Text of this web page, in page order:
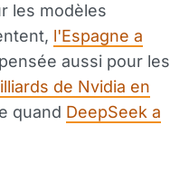
les modèles
l'Espagne a
aussi pour les
de Nvidia en
quand DeepSeek a